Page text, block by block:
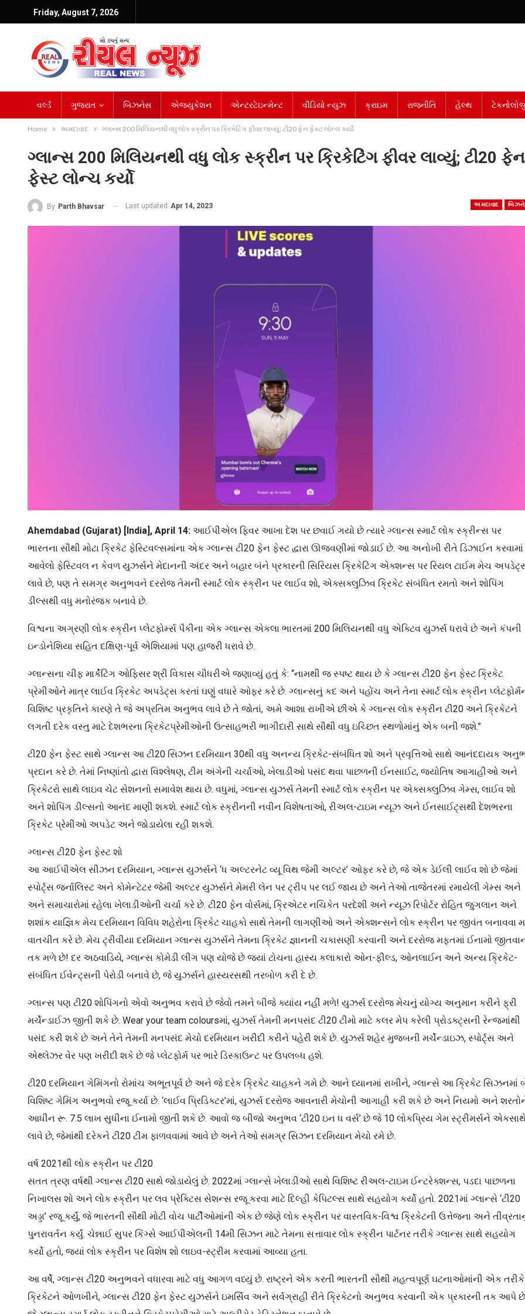
Friday, August 7, 2026
વર્લ્ડ ગુજરાત બિઝનેસ એજ્યુકેશન એન્ટરટેઇન્મેન્ટ વીડિયો ન્યુઝ ક્રાઇમ રાજનીતિ હેલ્થ
Home અમદાવાદ ગ્લાન્સ 200 મિલિયનથી વધુ લોક સ્ક્રીન પર ક્રિકેટિંગ ફીવર લાવ્યું; ટી20 ફેન ફેસ્ટ લોન્ચ કર્યો
ગ્લાન્સ 200 મિલિયનથી વધુ લોક સ્ક્રીન પર ક્રિકેટિંગ ફીવર લાવ્યું; ટી20 ફેન
ફેસ્ટ લોન્ચ કર્યો
અમદાવાદ
By Parth Bhavsar Last updated Apr 14, 2023
Ahemdabad (Gujarat) [India], April 14: આઈપીએલ ફિવર આખા દેશ પર છવાઈ ગયો છે ત્યારે ગ્લાન્સ સ્માર્ટ લોક સ્ક્રીન્સ પર
ભારતના સૌથી મોટા ક્રિકેટ ફેસ્ટિવલ્સમાંના એક ગ્લાન્સ ટી20 ફેન ફેસ્ટ દ્વારા ઊજવણીમાં જોડાઈ છે. આ અનોખી રીતે ડિઝાઈન કરવામાં
આવેલો ફેસ્ટિવલ ન કેવળ યુઝર્સને મેદાનની અંદર અને બહાર બંને પ્રકારની સિરિયસ ક્રિકેટિંગ એક્શન્સ પર રિયલ ટાઈમ મેચ
લાવે છે, પણ તે સમગ્ર અનુભવને દરરોજ તેમની સ્માર્ટ લોક સ્ક્રીન પર લાઈવ શો, એક્સક્લુઝિવ ક્રિકેટ સંબંધિત રમતો અને શોપિંગ
ડીલ્સથી વધુ મનોરંજક બનાવે છે.
વિશ્વના અગ્રણી લોક સ્ક્રીન પ્લેટફોર્મ્સ પૈકીના એક ગ્લાન્સ એકલા ભારતમાં 200 મિલિયનથી વધુ એક્ટિવ યુઝર્સ ધરાવે છે અને કંપની
ઇન્ડોનેશિયા સહિત દક્ષિણ-પૂર્વ એશિયામાં પણ હાજરી ધરાવે છે.
ગ્લાન્સના ચીફ માર્કેટિંગ ઓફિસર શ્રી વિકાસ ચૌધરીએ જણાવ્યું હતું કે: “નામથી જ સ્પષ્ટ થાય છે કે ગ્લાન્સ ટી20 ફેન ફેસ્ટ ક્રિકેટ
પ્રેમીઓને માત્ર લાઈવ ક્રિકેટ અપડેટ્સ કરતાં ઘણું વધારે ઓફર કરે છે. ગ્લાન્સનું કદ અને પહોંચ અને તેના સ્માર્ટ લોક સ્ક્રીન
વિશિષ્ટ પ્રકૃતિને કારણે તે જે અપ્રતિમ અનુભવ લાવે છે તે જોતાં, અમે આશા રાખીએ છીએ કે ગ્લાન્સ લોક સ્ક્રીન ટી20 અને ક્રિકેટને
લગતી દરેક વસ્તુ માટે દેશભરના ક્રિકેટપ્રેમીઓની ઉત્સાહભરી ભાગીદારી સાથે સૌથી વધુ ઇચ્છિત સ્થળોમાંનું એક બની જશે.”
ટી20 ફેન ફેસ્ટ સાથે ગ્લાન્સ આ ટી20 સિઝન દરમિયાન 30થી વધુ અનન્ય ક્રિકેટ-સંબંધિત શો અને પ્રવૃત્તિઓ સાથે આનંદદાયક
પ્રદાન કરે છે. તેમાં નિષ્ણાંતો દ્વારા વિશ્લેષણ, ટીમ અંગેની ચર્ચાઓ, ખેલાડીઓ પસંદ થવા પાછળની ઈનસાઈટ, જ્યોતિષ આગાહીઓ અને
ક્રિકેટરો સાથે લાઇવ ચેટ સેશનનો સમાવેશ થાય છે. વધુમાં, ગ્લાન્સ યુઝર્સ તેમની સ્માર્ટ લોક સ્ક્રીન પર એક્સક્લુઝિવ ગેમ્સ, લાઈવ શો
અને શોપિંગ ડીલ્સનો આનંદ માણી શકશે. સ્માર્ટ લોક સ્ક્રીનની નવીન વિશેષતાઓ, રીઅલ-ટાઇમ ન્યૂઝ અને ઈનસાઈટ્સથી દેશભરના
ક્રિકેટ પ્રેમીઓ અપડેટ અને જોડાયેલા રહી શકશે.
ગ્લાન્સ ટી20 ફેન ફેસ્ટ શો
આ આઈપીએલ સીઝન દરમિયાન, ગ્લાન્સ યુઝર્સને ‘ધ અલ્ટરનેટ વ્યૂ વિથ જેમી અલ્ટર’ ઓફર કરે છે, જે એક ડેઈલી લાઈવ શો છે જેમાં
સ્પોર્ટ્સ જર્નાલિસ્ટ અને કોમેન્ટેટર જેમી અલ્ટર યુઝર્સને મેમરી લેન પર ટ્રીપ પર લઈ જાય છે અને તેઓ તાજેતરમાં રમાયેલી ગેમ્સ અને
અને સમાચારોમાં રહેલા ખેલાડીઓની ચર્ચા કરે છે. ટી20 ફેન વોર્સમાં, ક્રિએટર નચિકેત પરદેશી અને ન્યૂઝ રિપોર્ટર રોહિત જુગલાન અને
શશાંક યાજ્ઞિક મેચ દરમિયાન વિવિધ શહેરોના ક્રિકેટ ચાહકો સાથે તેમની લાગણીઓ અને એક્શન્સને લોક સ્ક્રીન પર જીવંત બનાવવા
વાતચીત કરે છે. મેચ ટ્રીવીયા દરમિયાન ગ્લાન્સ યુઝર્સને તેમના ક્રિકેટ જ્ઞાનની ચકાસણી કરવાની અને દરરોજ મફતમાં ઈનામો
તક મળે છે! દર અઠવાડિયે, ગ્લાન્સ કોમેડી લીગ પણ યોજે છે જ્યાં ટોચના હાસ્ય કલાકારો ઓન-ફીલ્ડ, ઓનલાઈન અને અન્ય ક્રિકેટ-
સંબંધિત ઈવેન્ટ્સની પેરોડી બનાવે છે, જે યુઝર્સને હાસ્યરસથી તરબોળ કરી દે છે.
ગ્લાન્સ પણ ટી20 શોપિંગનો એવો અનુભવ કરાવે છે જેવો તમને બીજે ક્યાંય નહીં મળે! યુઝર્સ દરરોજ મેચનું યોગ્ય અનુમાન કરીને ફ્રી
મર્ચેન્ડાઈઝ જીતી શકે છે. Wear your team coloursમાં, યુઝર્સ તેમની મનપસંદ ટી20 ટીમો માટે કલર મેપ કરેલી પ્રોડક્ટ્સની રેન્જમાંથી
પસંદ કરી શકે છે અને તેને તેમની મનપસંદ મેચો દરમિયાન ખરીદી કરીને પહેરી શકે છે. યુઝર્સ શહેર મુજબની મર્ચેન્ડાઇઝ, સ્પોર્ટ્સ અને
એથ્લેઝર વેર પણ ખરીદી શકે છે જે પ્લેટફોર્મ પર ભારે ડિસ્કાઉન્ટ પર ઉપલબ્ધ હશે.
ટી20 દરમિયાન ગેમિંગનો રોમાંચ અભૂતપૂર્વ છે અને જે દરેક ક્રિકેટ ચાહકને ગમે છે. આને ધ્યાનમાં રાખીને, ગ્લાન્સે આ ક્રિકેટ સિઝનમાં
વિશિષ્ટ ગેમિંગ અનુભવો રજૂ કર્યા છે. ‘લાઈવ પ્રિડિક્ટર’માં, યુઝર્સ દરરોજ આવનારી મેચોની આગાહી કરી શકે છે અને નિયમો અને
આધીન રૂ. 7.5 લાખ સુધીના ઈનામો જીતી શકે છે. આવો જ બીજો અનુભવ ‘ટી20 ઇન ધ વર્સ’ છે જે 10 લોકપ્રિય ગેમ સ્ટ્રીમર્સને
લાવે છે, જેમાંથી દરેકને ટી20 ટીમ ફાળવવામાં આવે છે અને તેઓ સમગ્ર સિઝન દરમિયાન મેચો રમે છે.
વર્ષ 2021થી લોક સ્ક્રીન પર ટી20
સતત ત્રણ વર્ષથી ગ્લાન્સ ટી20 સાથે જોડાયેલું છે. 2022માં ગ્લાન્સે ખેલાડીઓ સાથે વિશિષ્ટ રીઅલ-ટાઇમ ઈન્ટરેક્શન્સ, પડદા પાછળના
નિખાલસ શો અને લોક સ્ક્રીન પર લવ પ્રેક્ટિસ સેશન્સ રજૂ કરવા માટે દિલ્હી કેપિટલ્સ સાથે સહયોગ કર્યો હતો. 2021માં ગ્લાન્સે ‘ટી20
અડ્ડા’ રજૂ કર્યું, જે ભારતની સૌથી મોટી વોચ પાર્ટીઓમાંની એક છે જેણે લોક સ્ક્રીન પર વાસ્તવિક-વિશ્વ ક્રિકેટની ઉત્તેજના અને
પુનરાવર્તન કર્યું. ચેન્નાઈ સુપર કિંગ્સે આઈપીએલની 14મી સિઝન માટે તેમના સત્તાવાર લોક સ્ક્રીન પાર્ટનર તરીકે ગ્લાન્સ સાથે સહયોગ
કર્યો હતો, જ્યાં લોક સ્ક્રીન પર વિશેષ શો લાઇવ-સ્ટ્રીમ કરવામાં આવ્યા હતા.
આ વર્ષે, ગ્લાન્સ ટી20 અનુભવને વધારવા માટે વધુ આગળ વધ્યું છે. રાષ્ટ્રને એક કરતી ભારતની સૌથી મહત્વપૂર્ણ ઘટનાઓમાંની એક તરીકે
ક્રિકેટને ઓળખીને, ગ્લાન્સ ટી20 ફેન ફેસ્ટ યુઝર્સને ઇમર્સિવ અને સર્વગ્રાહી રીતે ક્રિકેટનો અનુભવ કરવાની એક પ્રકારની તક આપે